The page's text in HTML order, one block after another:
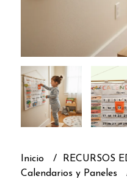
Inicio
RECURSOS
Calendarios y Paneles